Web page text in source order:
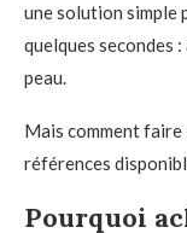
une solution simple
quelques secondes
peau.
Mais comment faire
références
Pourquoi